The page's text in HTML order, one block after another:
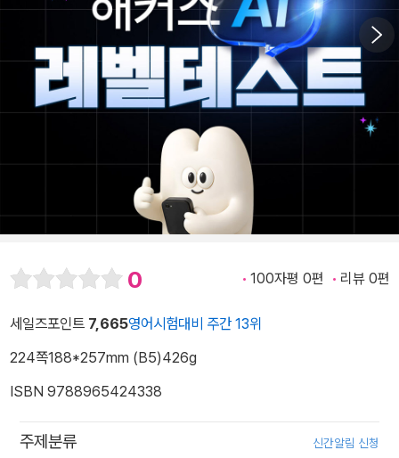
0 100자평 0편 리뷰 0편
세일즈포인트 7,665영어시험대비 주간 13위
224쪽188*257mm (B5)426g
ISBN 9788965424338
주제분류 신간알림 신청